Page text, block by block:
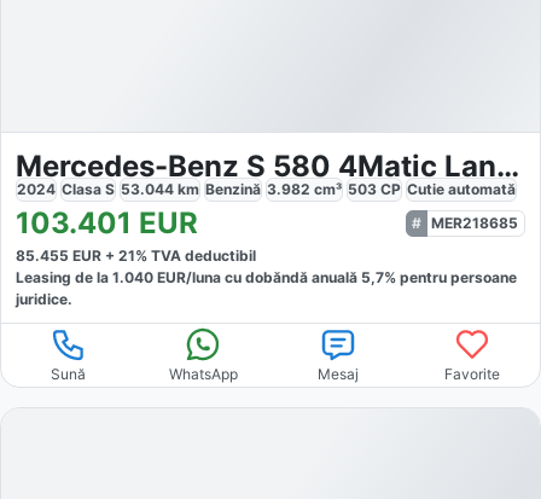
Mercedes-Benz S 580 4Matic Lang AMG
2024 Clasa S 53.044 km Benzină 3.982 cm³ 503 CP Cutie automată
103.401 EUR
MER218685
85.455 EUR + 21% TVA deductibil
Leasing de la 1.040 EUR/luna cu dobăndă anuală 5,7% pentru persoane
juridice.
Sună WhatsApp Mesaj Favorite